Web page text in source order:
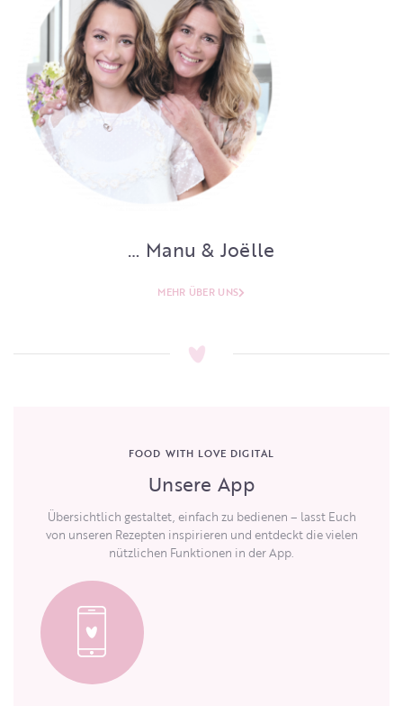
… Manu & Joëlle
MEHR ÜBER UNS
FOOD WITH LOVE DIGITAL
Unsere App
Übersichtlich gestaltet, einfach zu bedienen – lasst Euch
von unseren Rezepten inspirieren und entdeckt die vielen
nützlichen Funktionen in der App.